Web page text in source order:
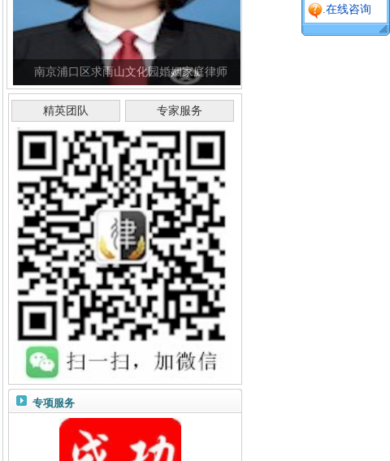
南京浦口区求雨山文化园婚姻家庭律师
精英团队 专家服务
专项服务
.在线咨询